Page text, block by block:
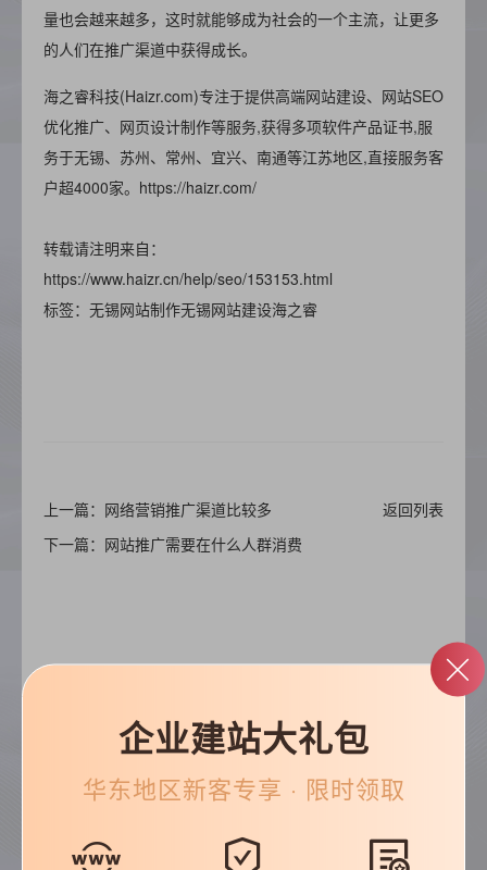
量也会越来越多，这时就能够成为社会的一个主流，让更多
的人们在推广渠道中获得成长。
海之睿科技(Haizr.com)专注于提供高端网站建设、网站SEO
优化推广、网页设计制作等服务,获得多项软件产品证书,服
务于无锡、苏州、常州、宜兴、南通等江苏地区,直接服务客
户超4000家。https://haizr.com/
转载请注明来自：
https://www.haizr.cn/help/seo/153153.html
标签：无锡网站制作无锡网站建设海之睿
上一篇：网络营销推广渠道比较多
返回列表
下一篇：网站推广需要在什么人群消费
帮助&支持
建站技巧
企业建站大礼包
华东地区新客专享 · 限时领取